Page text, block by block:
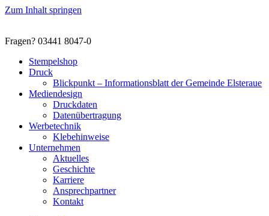
Zum Inhalt springen
Fragen? 03441 8047-0
Stempelshop
Druck
Blickpunkt – Informationsblatt der Gemeinde Elsteraue
Mediendesign
Druckdaten
Datenübertragung
Werbetechnik
Klebehinweise
Unternehmen
Aktuelles
Geschichte
Karriere
Ansprechpartner
Kontakt